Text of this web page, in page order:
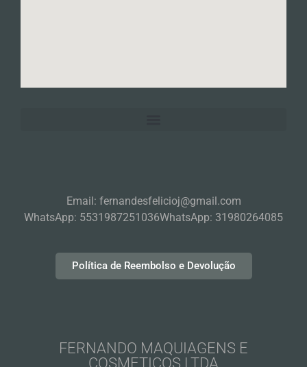
Email: fernandesfelicioj@gmail.com
WhatsApp: 5531987251036WhatsApp: 31980264085
Política de Reembolso e Devolução
FERNANDO MAQUIAGENS E
COSMETICOS LTDA